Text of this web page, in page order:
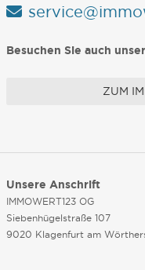
Besuchen Sie auch
ZUM
Unsere Anschrift
IMMOWERT123 OG
Siebenhügelstraße 107
9020 Klagenfurt am